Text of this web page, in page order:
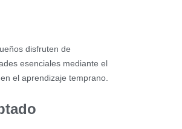
disfruten de
esenciales mediante el
el aprendizaje temprano.